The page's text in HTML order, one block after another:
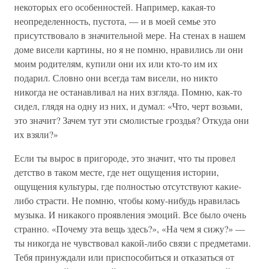
некоторых его особенностей. Например, какая-то
неопределенность, пустота, — и в моей семье это
присутствовало в значительной мере. На стенах в нашем
доме висели картины, но я не помню, нравились ли они
моим родителям, купили они их или кто-то им их
подарил. Словно они всегда там висели, но никто
никогда не останавливал на них взгляда. Помню, как-то
сидел, глядя на одну из них, и думал: «Что, черт возьми,
это значит? Зачем тут эти смолистые гроздья? Откуда они
их взяли?»
Если ты вырос в пригороде, это значит, что ты провел
детство в таком месте, где нет ощущения истории,
ощущения культуры, где полностью отсутствуют какие-
либо страсти. Не помню, чтобы кому-нибудь нравилась
музыка. И никакого проявления эмоций. Все было очень
странно. «Почему эта вещь здесь?», «На чем я сижу?» —
ты никогда не чувствовал какой-либо связи с предметами.
Тебя принуждали или приспособиться и отказаться от